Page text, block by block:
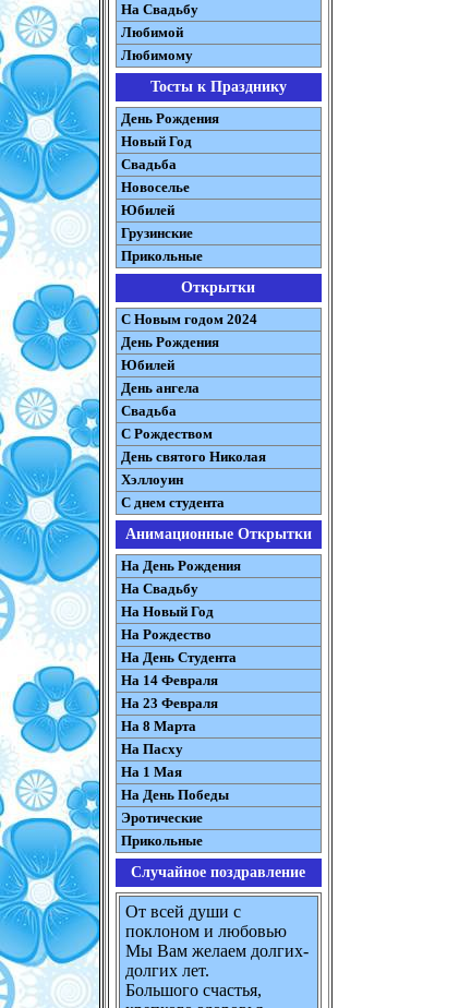
На Свадьбу
Любимой
Любимому
Тосты к Празднику
День Рождения
Новый Год
Свадьба
Новоселье
Юбилей
Грузинские
Прикольные
Открытки
С Новым годом 2024
День Рождения
Юбилей
День ангела
Свадьба
С Рождеством
День святого Николая
Хэллоуин
С днем студента
Анимационные Открытки
На День Рождения
На Свадьбу
На Новый Год
На Рождество
На День Студента
На 14 Февраля
На 23 Февраля
На 8 Марта
На Пасху
На 1 Мая
На День Победы
Эротические
Прикольные
Случайное поздравление
От всей души с
поклоном и любовью
Мы Вам желаем долгих-
долгих лет.
Большого счастья,